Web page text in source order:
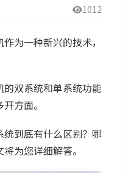
1012
为一种新兴的技术，
双系统和单系统功能
方面。
到底有什么区别？哪
为您详细解答。